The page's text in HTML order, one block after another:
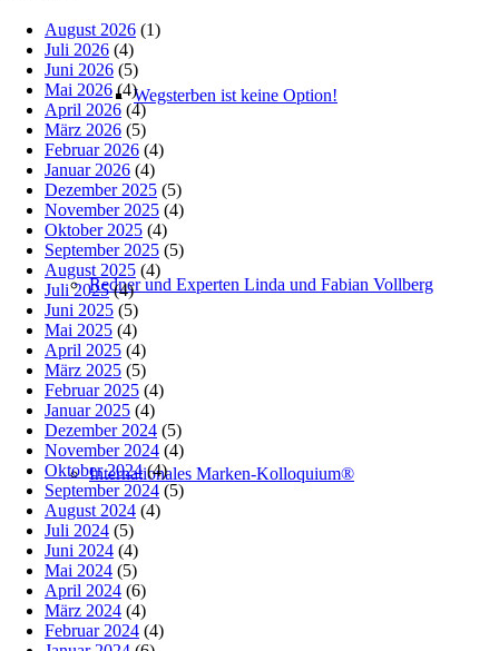
Wegsterben ist keine Option!
Redner und Experten Linda und Fabian Vollberg
Internationales Marken-Kolloquium®
August 2026 (1)
Juli 2026 (4)
Juni 2026 (5)
Mai 2026(4)
April 2026 (4)
März 2026 (5)
Februar 2026 (4)
Januar 2026 (4)
Dezember 2025 (5)
November 2025 (4)
Oktober 2025 (4)
September 2025 (5)
August 2025 (4)
Juli 2025(4)
Juni 2025 (5)
Mai 2025 (4)
April 2025 (4)
März 2025 (5)
Februar 2025 (4)
Januar 2025 (4)
Dezember 2024 (5)
November 2024 (4)
Oktober 2024(4)
September 2024 (5)
August 2024 (4)
Juli 2024 (5)
Juni 2024 (4)
Mai 2024 (5)
April 2024 (6)
März 2024 (4)
Februar 2024 (4)